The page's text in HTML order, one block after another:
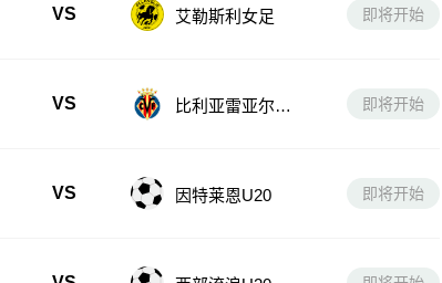
VS 艾勒斯利女足 即将开始
VS
比利亚雷亚尔B
即将开始
VS 因特莱恩U20 即将开始